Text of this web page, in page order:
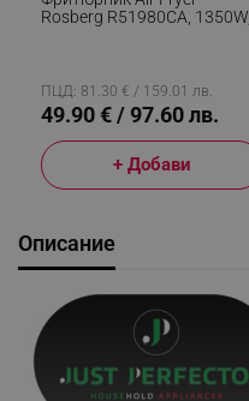
Rosberg R51980CA, 1350W,
ПЦД: 81.30 € / 159.01 лв.
49.90 € / 97.60 лв.
+ Добави
Описание